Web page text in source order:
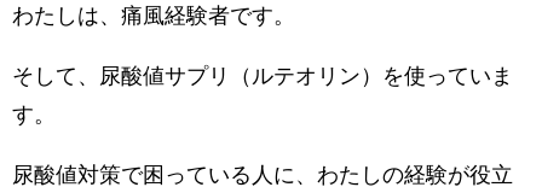
わたしは、痛風経験者です。
そして、尿酸値サプリ（ルテオリン）を使っていま
す。
尿酸値対策で困っている人に、わたしの経験が役立